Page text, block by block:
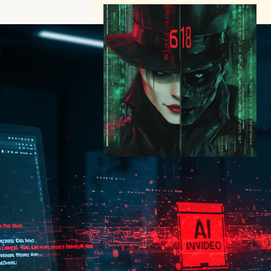
Microsoft、618件の侵害を行
ったハッカー
「EncryptHub」のWindows
脆弱性報告を評価 –
ChatGPTを悪用したサイバー
犯罪の新時代
サイバーセキュリティニュース
Windows脆弱性